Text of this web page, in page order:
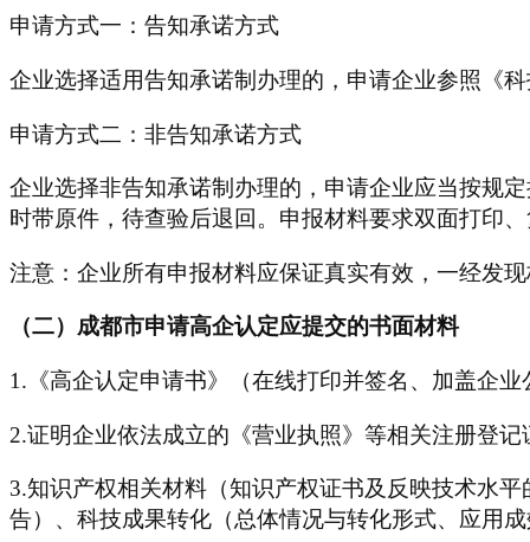
申请方式一：告知承诺方式
企业选择适用告知承诺制办理的，申请企业参照《
申请方式二：非告知承诺方式
企业选择非告知承诺制办理的，申请企业应当按规
时带原件，待查验后退回。申报材料要求双面打印
注意：企业所有申报材料应保证真实有效，一经发
（二） 成都市申请高企认定应提交的书面材料
1.《高企认定申请书》（在线打印并签名、加盖企业
2.证明企业依法成立的《营业执照》等相关注册登记
3.知识产权相关材料（知识产权证书及反映技术水
告）、科技成果转化（总体情况与转化形式、应用